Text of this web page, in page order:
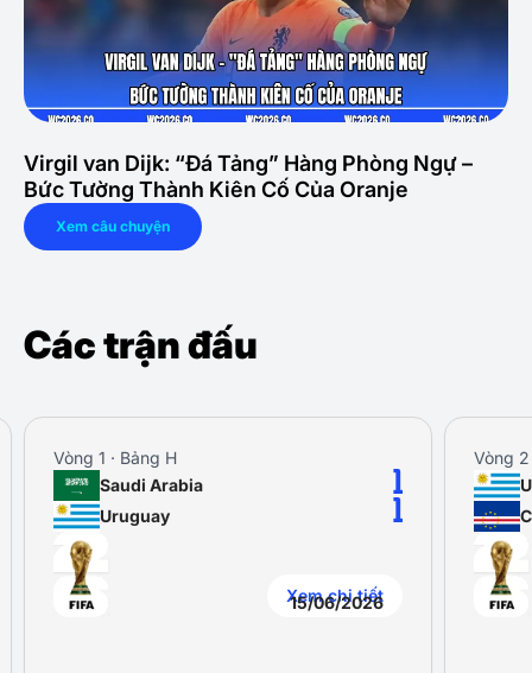
Virgil van Dijk: “Đá Tảng” Hàng Phòng Ngự –
Bức Tường Thành Kiên Cố Của Oranje
Xem câu chuyện
Các trận đấu
Vòng 1 · Bảng H
15/06/2026
Saudi Arabia
Uruguay
1
1
Xem chi tiết
Vòng 2